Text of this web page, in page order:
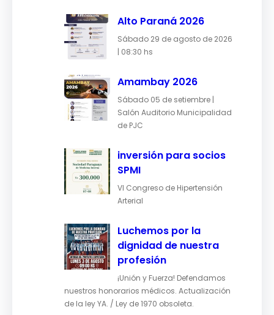
Alto Paraná 2026
Sábado 29 de agosto de 2026
| 08:30 hs
Amambay 2026
Sábado 05 de setiembre |
Salón Auditorio Municipalidad
de PJC
inversión para socios
SPMI
VI Congreso de Hipertensión
Arterial
Luchemos por la
dignidad de nuestra
profesión
¡Unión y Fuerza! Defendamos
nuestros honorarios médicos. Actualización
de la ley YA. / Ley de 1970 obsoleta.